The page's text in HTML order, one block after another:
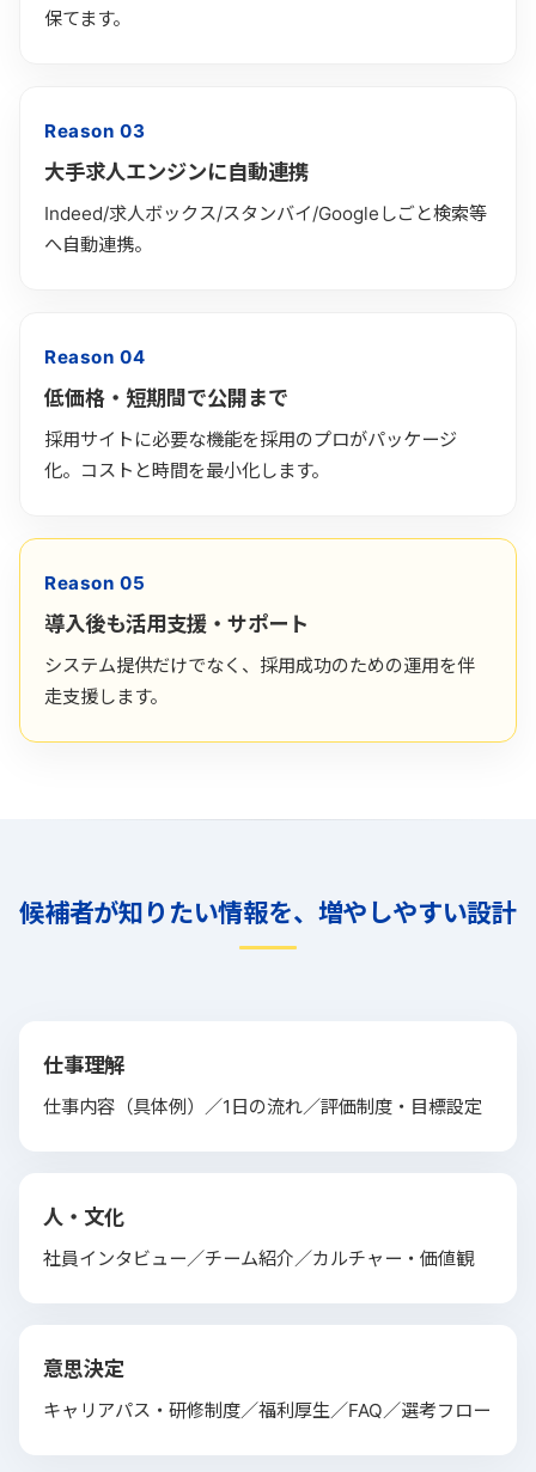
保てます。
Reason 03
大手求人エンジンに自動連携
Indeed/求人ボックス/スタンバイ/Googleしごと検索等
へ自動連携。
Reason 04
低価格・短期間で公開まで
採用サイトに必要な機能を採用のプロがパッケージ
化。コストと時間を最小化します。
Reason 05
導入後も活用支援・サポート
システム提供だけでなく、採用成功のための運用を伴
走支援します。
候補者が知りたい情報を、増やしやすい設計
仕事理解
仕事内容（具体例）／1日の流れ／評価制度・目標設定
人・文化
社員インタビュー／チーム紹介／カルチャー・価値観
意思決定
キャリアパス・研修制度／福利厚生／FAQ／選考フロー